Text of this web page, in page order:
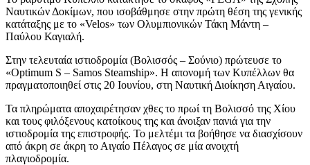
Ναυτικών Δοκίμων, που ισοβάθμησε στην πρώτη θέση της γενικής
κατάταξης με το «Velos» των Ολυμπιονικών Τάκη Μάντη –
Παύλου Καγιαλή.
Στην τελευταία ιστιοδρομία (Βολισσός – Σούνιο) πρώτευσε το
«Optimum S – Samos Steamship». Η απονομή των Κυπέλλων θα
πραγματοποιηθεί στις 20 Ιουνίου, στη Ναυτική Διοίκηση Αιγαίου.
Τα πληρώματα αποχαιρέτησαν χθες το πρωί τη Βολισσό της Χίου
και τους φιλόξενους κατοίκους της και άνοιξαν πανιά για την
ιστιοδρομία της επιστροφής. Το μελτέμι τα βοήθησε να διασχίσουν
από άκρη σε άκρη το Αιγαίο Πέλαγος σε μία ανοιχτή
πλαγιοδρομία.